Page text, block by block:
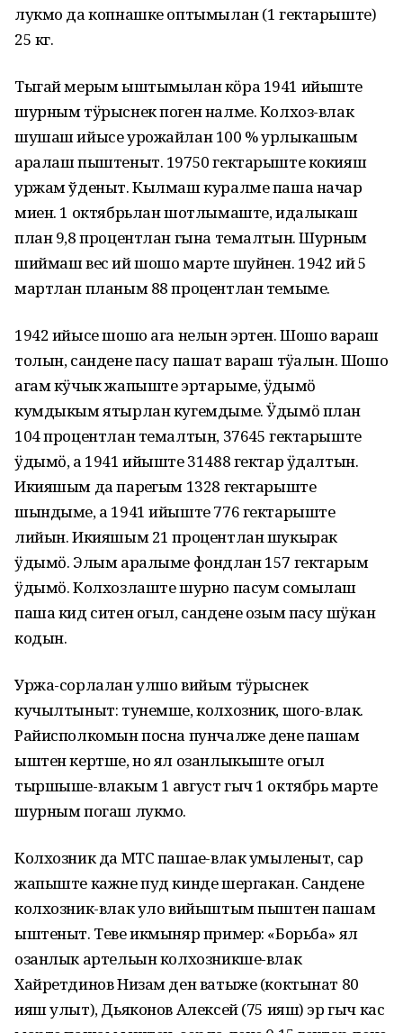
лукмо да копнашке оптымылан (1 гектарыште)
25 кг.
Тыгай мерым ыштымылан кӧра 1941 ийыште
шурным тӱрыснек поген налме. Колхоз-влак
шушаш ийысе урожайлан 100 % урлыкашым
аралаш пыштеныт. 19750 гектарыште кокияш
уржам ўденыт. Кылмаш куралме паша начар
миен. 1 октябрьлан шотлымаште, идалыкаш
план 9,8 процентлан гына темалтын. Шурным
шиймаш вес ий шошо марте шуйнен. 1942 ий 5
мартлан планым 88 процентлан темыме.
1942 ийысе шошо ага нелын эртен. Шошо вараш
толын, сандене пасу пашат вараш тӱҥалын. Шошо
агам кӱчык жапыште эртарыме, ӱдымӧ
кумдыкым ятырлан кугемдыме. Ӱдымӧ план
104 процентлан темалтын, 37645 гектарыште
ӱдымӧ, а 1941 ийыште 31488 гектар ӱдалтын.
Икияшым да пареҥгым 1328 гектарыште
шындыме, а 1941 ийыште 776 гектарыште
лийын. Икияшым 21 процентлан шукырак
ӱдымӧ. Элым аралыме фондлан 157 гектарым
ӱдымӧ. Колхозлаште шурно пасум сомылаш
паша кид ситен огыл, сандене озым пасу шӱкан
кодын.
Уржа-сорлалан улшо вийым тӱрыснек
кучылтыныт: тунемше, колхозник, шоҥго-влак.
Райисполкомын посна пунчалже дене пашам
ыштен кертше, но ял озанлыкыште огыл
тыршыше-влакым 1 август гыч 1 октябрь марте
шурным погаш лукмо.
Колхозник да МТС пашаеҥ-влак умыленыт, сар
жапыште кажне пуд кинде шергакан. Сандене
колхозник-влак уло вийыштым пыштен пашам
ыштеныт. Теве икмыняр пример: «Борьба» ял
озанлык артельын колхозникше-влак
Хайретдинов Низам ден ватыже (коктынат 80
ияш улыт), Дьяконов Алексей (75 ияш) эр гыч кас